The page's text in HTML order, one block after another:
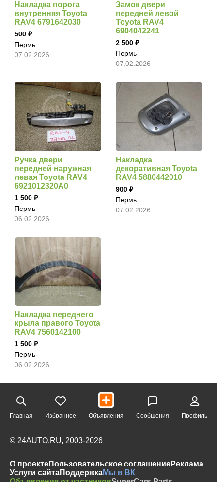
Накладка порога
внутренняя Toyota
RAV4 6791642030
500
Пермь
07.02.2026
Замок двери
передней левой
Toyota RAV4
6904042241
2 500
Пермь
07.02.2026
Ручка двери
передней наружная
левая Toyota RAV4
6921012320A0
1 500
Пермь
06.02.2026
Накладка
декоративная Toyota
RAV4 5880442010
900
Пермь
07.02.2026
Накладка переднего
крыла правого Toyota
RAV4 7560142100
1 500
Пермь
06.02.2026
Главная Избранное Объявления Сообщения Профиль
© 24AUTO.RU, 2003-2026
О проектеПользовательское соглашениеРеклама
Услуги сайтаПоддержкаМы в ВК